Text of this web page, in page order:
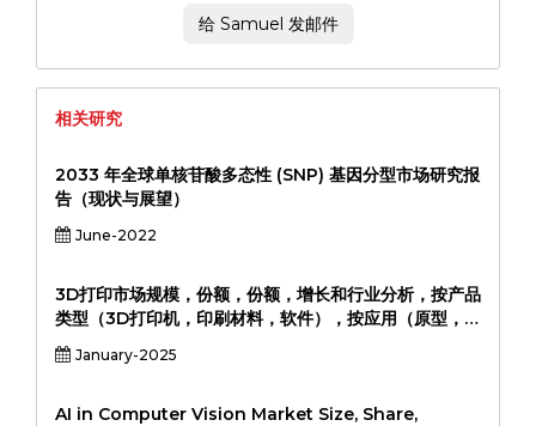
给 Samuel 发邮件
相关研究
2033 年全球单核苷酸多态性 (SNP) 基因分型市场研究报
告（现状与展望）
June-2022
3D打印市场规模，份额，份额，增长和行业分析，按产品
类型（3D打印机，印刷材料，软件），按应用（原型，制
造，医疗保健，航空，航空，汽车），最终用户（工业，
医疗保健，汽车，汽车，自动化，消费品，教育），以及
20311
January-2025
AI in Computer Vision Market Size, Share,